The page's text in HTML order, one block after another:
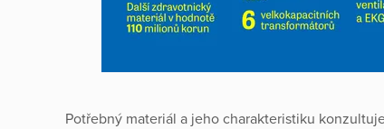
Potřebný materiál a jeho charakteristiku